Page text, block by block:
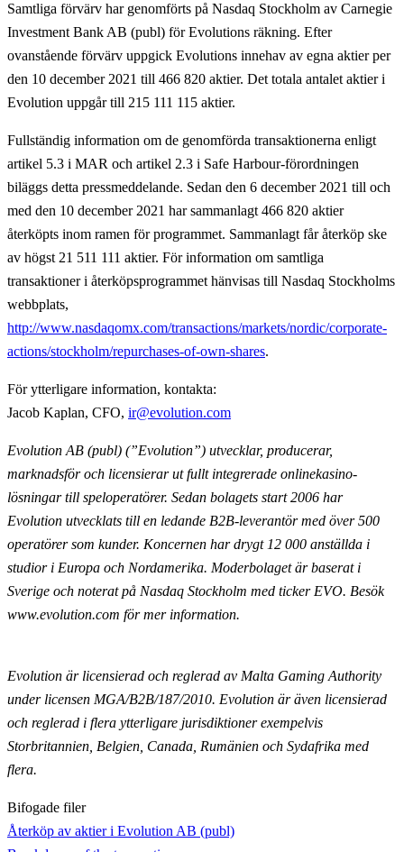
Samtliga förvärv har genomförts på Nasdaq Stockholm av Carnegie
Investment Bank AB (publ) för Evolutions räkning. Efter
ovanstående förvärv uppgick Evolutions innehav av egna aktier per
den 10 december 2021 till 466 820 aktier. Det totala antalet aktier i
Evolution uppgår till 215 111 115 aktier.
Fullständig information om de genomförda transaktionerna enligt
artikel 5.3 i MAR och artikel 2.3 i Safe Harbour-förordningen
biläggs detta pressmeddelande. Sedan den 6 december 2021 till och
med den 10 december 2021 har sammanlagt 466 820 aktier
återköpts inom ramen för programmet. Sammanlagt får återköp ske
av högst 21 511 111 aktier. För information om samtliga
transaktioner i återköpsprogrammet hänvisas till Nasdaq Stockholms
webbplats,
http://www.nasdaqomx.com/transactions/markets/nordic/corporate-
actions/stockholm/repurchases-of-own-shares.
För ytterligare information, kontakta:
Jacob Kaplan, CFO, ir@evolution.com
Evolution AB (publ) (”Evolution”) utvecklar, producerar,
marknadsför och licensierar ut fullt integrerade onlinekasino-
lösningar till speloperatörer. Sedan bolagets start 2006 har
Evolution utvecklats till en ledande B2B-leverantör med över 500
operatörer som kunder. Koncernen har drygt 12 000 anställda i
studior i Europa och Nordamerika. Moderbolaget är baserat i
Sverige och noterat på Nasdaq Stockholm med ticker EVO. Besök
www.evolution.com för mer information.
Evolution är licensierad och reglerad av Malta Gaming Authority
under licensen MGA/B2B/187/2010. Evolution är även licensierad
och reglerad i flera ytterligare jurisdiktioner exempelvis
Storbritannien, Belgien, Canada, Rumänien och Sydafrika med
flera.
Bifogade filer
Återköp av aktier i Evolution AB (publ)